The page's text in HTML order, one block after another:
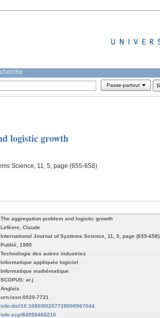
Passe-partout
logistic growth
Science, 11, 5, page (655-658)
The aggregation problem and logistic growth
Lefèvre, Claude
International Journal of Systems Science, 11, 5, page (655-658)
Publié, 1980
Technologie des autres industries
Informatique appliquée logiciel
Informatique mathématique
SCOPUS: ar.j
Anglais
urn:issn:0020-7721
info:doi/10.1080/00207728008967044
info:scp/84950460210